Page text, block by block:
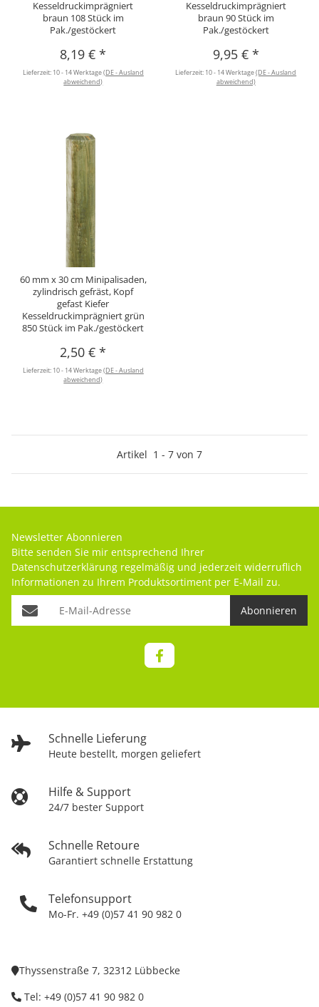
Kesseldruckimprägniert
braun 108 Stück im
Pak./gestöckert
8,19 €*
Lieferzeit: 10 - 14 Werktage(DE - Ausland
abweichend)
Kesseldruckimprägniert
braun 90 Stück im
Pak./gestöckert
9,95 € *
Lieferzeit: 10 - 14 Werktage(DE - Ausland
abweichend)
60 mm x 30 cm Minipalisaden,
zylindrisch gefräst, Kopf
gefast Kiefer
Kesseldruckimprägniert grün
850 Stück im Pak./gestöckert
2,50 €*
Lieferzeit: 10 - 14 Werktage(DE - Ausland
abweichend)
Artikel 1 - 7 von 7
Schnelle Lieferung
Heute bestellt, morgen geliefert
Hilfe & Support
24/7 bester Support
Schnelle Retoure
Garantiert schnelle Erstattung
Telefonsupport
Mo-Fr. +49 (0)57 41 90 982 0
Newsletter Abonnieren
Bitte senden Sie mir entsprechend Ihrer
Datenschutzerklärung regelmäßig und jederzeit widerruflich
Informationen zu Ihrem Produktsortiment per E-Mail zu.
Abonnieren
Thyssenstraße 7, 32312 Lübbecke
Tel: +49 (0)57 41 90 982 0